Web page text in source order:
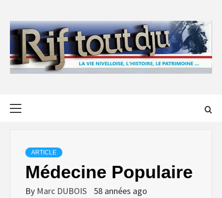
content
ARTICLE
Médecine Populaire
By Marc DUBOIS 58 années ago